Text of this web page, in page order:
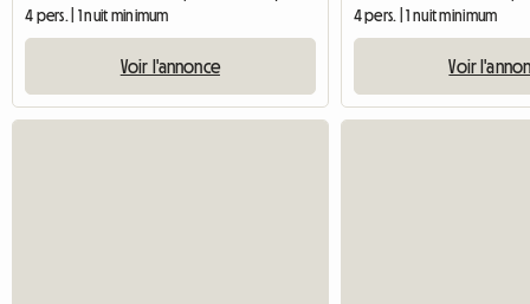
4 pers. | 1 nuit minimum
Voir l'annonce
4 pers. | 1 nuit minimum
Voir